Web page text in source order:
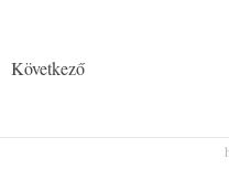
Következő